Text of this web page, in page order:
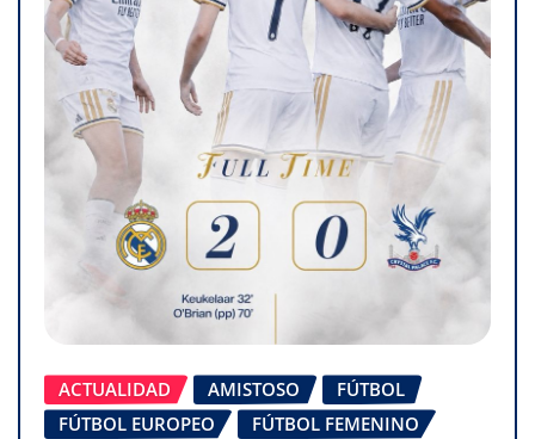
ACTUALIDAD AMISTOSO
FÚTBOL
FÚTBOL EUROPEO
FÚTBOL FEMENINO